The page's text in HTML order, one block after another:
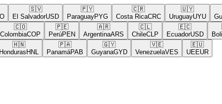
🇸🇻
El SalvadorUSD
🇵🇾
ParaguayPYG
🇨🇷
Costa RicaCRC
🇺🇾
UruguayUYU
🇨🇴
COP
🇵🇪
PerúPEN
🇦🇷
ArgentinaARS
🇨🇱
ChileCLP
🇪🇨
EcuadorUSD
Bolivia
🇭🇳
HNL
🇵🇦
PanamáPAB
🇬🇾
GuyanaGYD
🇻🇪
VenezuelaVES
🇪🇺
UE EUR